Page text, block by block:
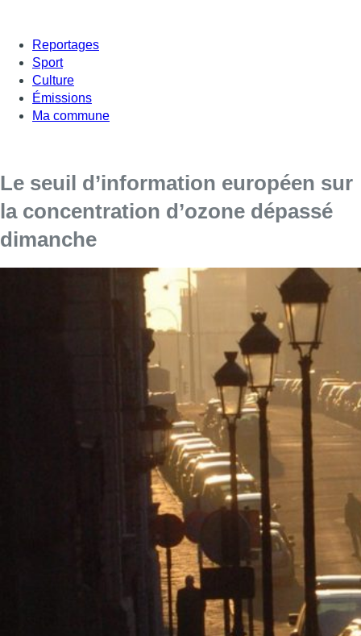
Reportages
Sport
Culture
Émissions
Ma commune
Le seuil d’information européen sur
la concentration d’ozone dépassé
dimanche